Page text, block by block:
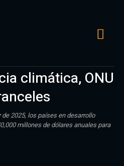
climática, ONU
2025, los países en desarrollo
millones de dólares anuales para